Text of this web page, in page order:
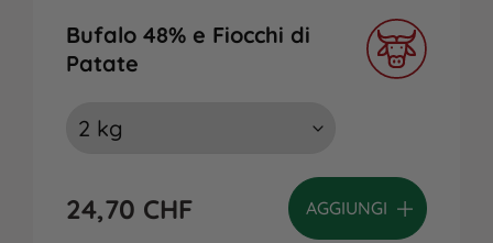
Bufalo 48% e Fiocchi di
Patate
24,70 CHF AGGIUNGI